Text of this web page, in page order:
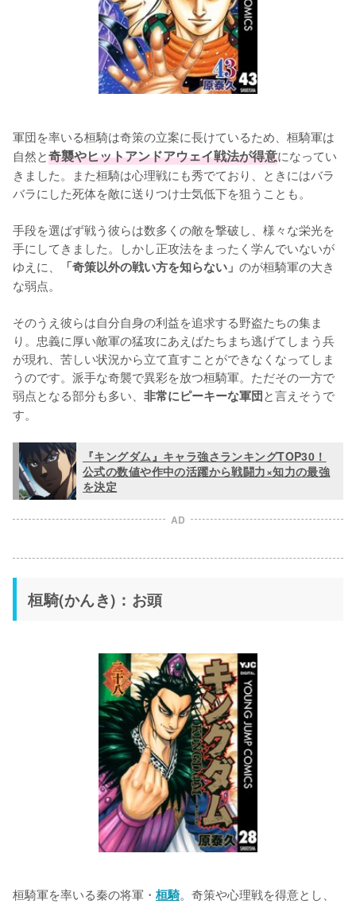
軍団を率いる桓騎は奇策の立案に長けているため、桓騎軍は
自然と奇襲やヒットアンドアウェイ戦法が得意になってい
きました。また桓騎は心理戦にも秀でており、ときにはバラ
バラにした死体を敵に送りつけ士気低下を狙うことも。
手段を選ばず戦う彼らは数多くの敵を撃破し、様々な栄光を
手にしてきました。しかし正攻法をまったく学んでいないが
ゆえに、
「奇策以外の戦い方を知らない」 のが桓騎軍の大き
な弱点。
そのうえ彼らは自分自身の利益を追求する野盗たちの集ま
り。忠義に厚い敵軍の猛攻にあえばたちまち逃げてしまう兵
が現れ、苦しい状況から立て直すことができなくなってしま
うのです。派手な奇襲で異彩を放つ桓騎軍。ただその一方で
弱点となる部分も多い、 非常にピーキーな軍団と言えそうで
す。
『キングダム』キャラ強さランキングTOP30！
公式の数値や作中の活躍から戦闘力×知力の最強
を決定
AD
桓騎(かんき)：お頭
桓騎軍を率いる秦の将軍・ 桓騎。奇策や心理戦を得意とし、